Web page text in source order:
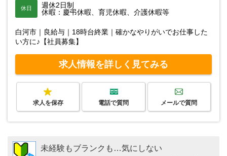
休日
週休2日制
休暇：慶弔休暇、育児休暇、介護休暇等
白河市｜良給与｜18時台終業｜確かなやりがいでお仕事した
い方に♪【社員募集】
求人情報を詳しく見てみる
求人を保存 電話で質問 メールで質問
未経験もブランクも…気にしない